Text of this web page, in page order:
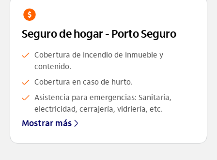
Seguro de hogar - Porto Seguro
Cobertura de incendio de inmueble y
contenido.
Cobertura en caso de hurto.
Asistencia para emergencias: Sanitaria,
electricidad, cerrajería, vidriería, etc.
Mostrar más